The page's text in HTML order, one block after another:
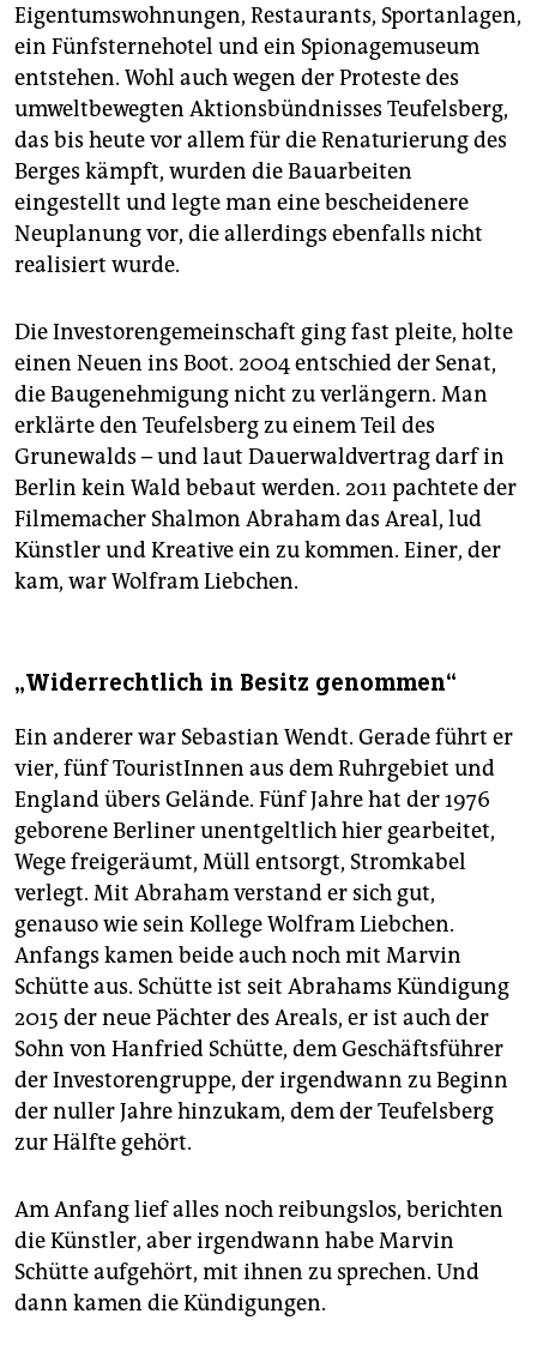
Eigentumswohnungen, Restaurants, Sportanlagen,
ein Fünf­sternehotel und ein Spionagemuseum
entstehen. Wohl auch wegen der Proteste des
umweltbewegten Aktionsbündnisses Teufelsberg,
das bis heute vor allem für die Renaturierung des
Berges kämpft, wurden die Bauarbeiten
eingestellt und legte man eine bescheidenere
Neuplanung vor, die allerdings ebenfalls nicht
realisiert wurde.
Die ­Investorengemeinschaft ging fast pleite, holte
einen Neuen ins Boot. 2004 entschied der Senat,
die Baugenehmigung nicht zu verlängern. Man
erklärte den Teufelsberg zu einem Teil des
Grunewalds – und laut Dauerwaldvertrag darf in
Berlin kein Wald bebaut werden. 2011 pachtete der
Filmemacher Shalmon Abraham das Areal, lud
Künstler und Kreative ein zu kommen. Einer, der
kam, war Wolfram Liebchen.
„Widerrechtlich in Besitz genommen“
Ein anderer war Sebastian Wendt. Gerade führt er
vier, fünf TouristInnen aus dem Ruhrgebiet und
England übers Gelände. Fünf Jahre hat der 1976
geborene Berliner unentgeltlich hier gearbeitet,
Wege freigeräumt, Müll entsorgt, Stromkabel
verlegt. Mit Abraham verstand er sich gut,
genauso wie sein Kollege Wolfram Liebchen.
Anfangs kamen beide auch noch mit Marvin
Schütte aus. Schütte ist seit Abrahams Kündigung
2015 der neue Pächter des Areals, er ist auch der
Sohn von Hanfried Schütte, dem Geschäftsführer
der Investorengruppe, der irgendwann zu Beginn
der nuller Jahre hinzukam, dem der Teufelsberg
zur Hälfte gehört.
Am Anfang lief alles noch reibungslos, berichten
die Künstler, aber irgendwann habe Marvin
Schütte aufgehört, mit ihnen zu sprechen. Und
dann kamen die Kündigungen.